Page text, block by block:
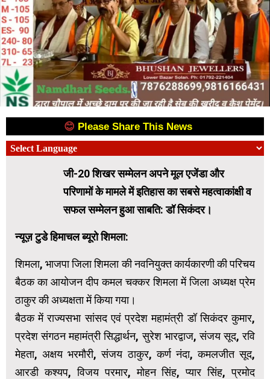
😊 Please Share This News
जी-20 शिखर सम्मेलन अपने मूल एजेंडा और
परिणामों के मामले में इतिहास का सबसे महत्वाकांक्षी व
सफल सम्मेलन हुआ साबति: डॉ सिकंदर।
न्यूज़ टुडे हिमाचल ब्यूरो शिमला:
शिमला, भाजपा जिला शिमला की नवनियुक्त कार्यकारणी की परिचय
बैठक का आयोजन दीप कमल चक्कर शिमला में जिला अध्यक्ष प्रेम
ठाकुर की अध्यक्षता में किया गया।
बैठक में राज्यसभा सांसद एवं प्रदेश महामंत्री डॉ सिकंदर कुमार,
प्रदेश संगठन महामंत्री सिद्धार्थन, सुरेश भारद्वाज, संजय सूद, रवि
मेहता, अक्षय भरमौरी, संजय ठाकुर, कर्ण नंदा, कमलजीत सूद,
आरडी कश्यप, विजय परमार, मोहन सिंह, प्यार सिंह, प्रमोद